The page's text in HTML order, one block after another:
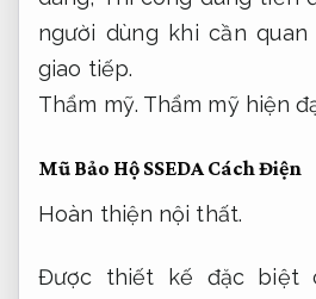
người dùng khi cần
giao tiếp.
Thẩm mỹ. Thẩm mỹ hiện
Mũ Bảo Hộ SSEDA Cách Điện
Hoàn thiện nội thất.
Được thiết kế đặc biệt